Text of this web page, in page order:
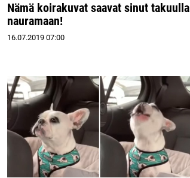
Nämä koirakuvat saavat sinut takuulla
nauramaan!
16.07.2019 07:00